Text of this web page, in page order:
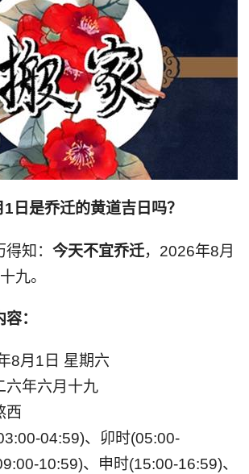
日是乔迁的黄道吉日吗？
知： 今天不宜乔迁，2026年8月
九。
：
8月1日 星期六
六年六月十九
西
04:59)、卯时(05:00-
10:59)、申时(15:00-16:59)、